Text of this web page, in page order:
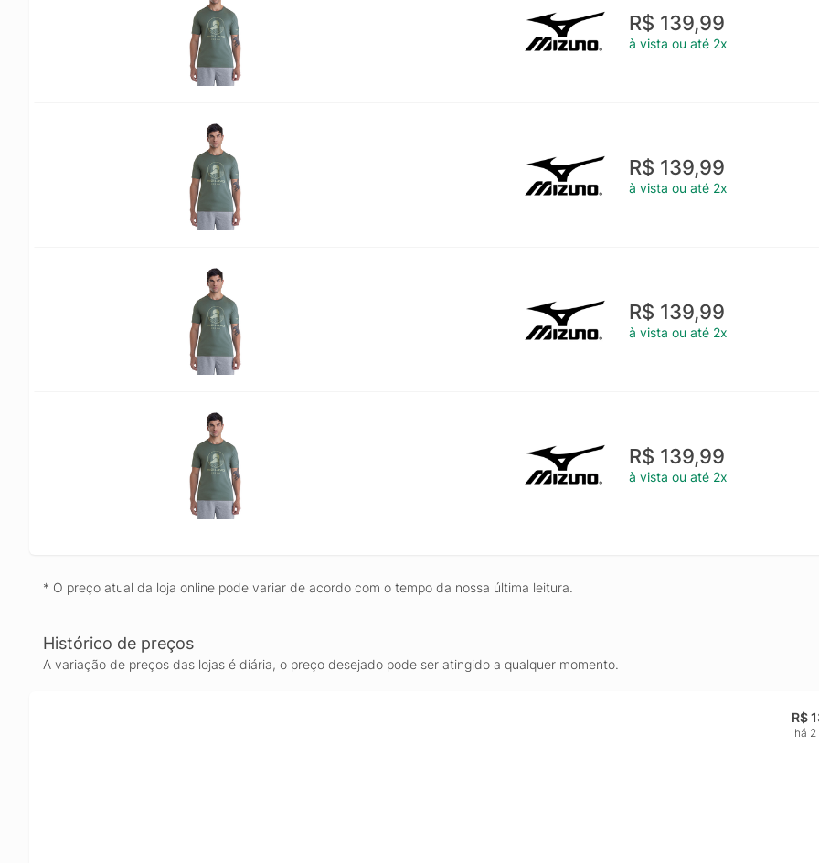
R$ 139,99
à vista ou até 2x
R$ 139,99
à vista ou até 2x
R$ 139,99
à vista ou até 2x
R$ 139,99
à vista ou até 2x
* O preço atual da loja online pode variar de acordo com o tempo da nossa última leitura.
Histórico de preços
A variação de preços das lojas é diária, o preço desejado pode ser atingido a qualquer momento.
R$
há 2